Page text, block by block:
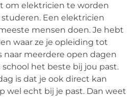
om elektricien te worden
Een elektricien
mensen doen. Je hebt
waar ze je opleiding tot
naar meerdere open dagen
het beste bij jou past.
is dat je ook direct kan
wel echt bij je past. Dan weet